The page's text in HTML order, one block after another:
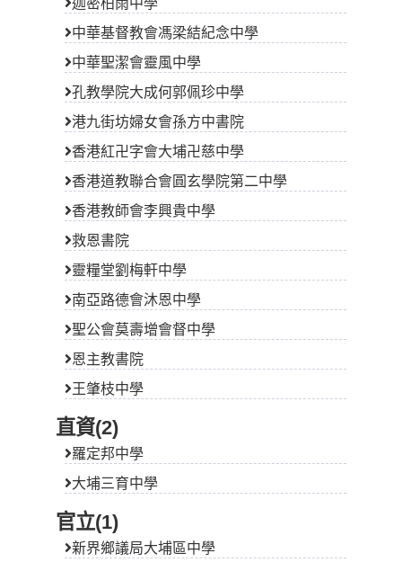
中華基督教會馮梁結紀念中學
中華聖潔會靈風中學
孔教學院大成何郭佩珍中學
港九街坊婦女會孫方中書院
香港紅卍字會大埔卍慈中學
香港道教聯合會圓玄學院第二中學
香港教師會李興貴中學
救恩書院
靈糧堂劉梅軒中學
南亞路德會沐恩中學
聖公會莫壽增會督中學
恩主教書院
王肇枝中學
直資(2)
羅定邦中學
大埔三育中學
官立(1)
新界鄉議局大埔區中學